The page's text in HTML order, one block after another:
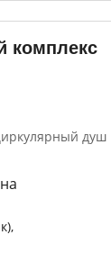
комплекс
душ